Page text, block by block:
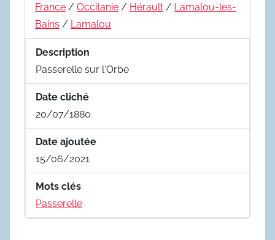
France / Occitanie / Hérault / Lamalou-les-
Bains / Lamalou
Description
Passerelle sur l'Orbe
Date cliché
20/07/1880
Date ajoutée
15/06/2021
Mots clés
Passerelle